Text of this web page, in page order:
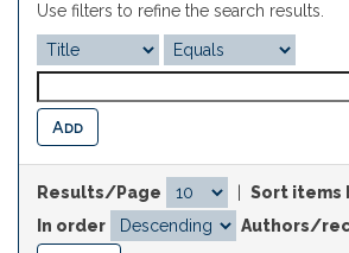
Use filters to refine the search results.
Results/Page
Sort items
In order
Authors/